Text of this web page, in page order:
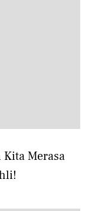
Merasa